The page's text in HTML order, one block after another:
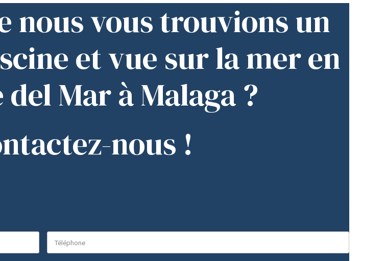
nous vous trouvions un
et vue sur la mer en
Mar à Malaga ?
nous !